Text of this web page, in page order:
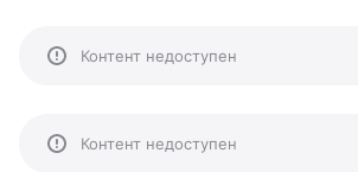
Контент недоступен
Контент недоступен